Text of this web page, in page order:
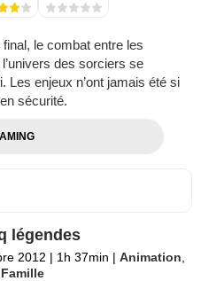
le combat entre les
des sorciers se
Les enjeux n’ont jamais été si
sécurité.
légendes
2012 | 1h 37min | Animation
Famille